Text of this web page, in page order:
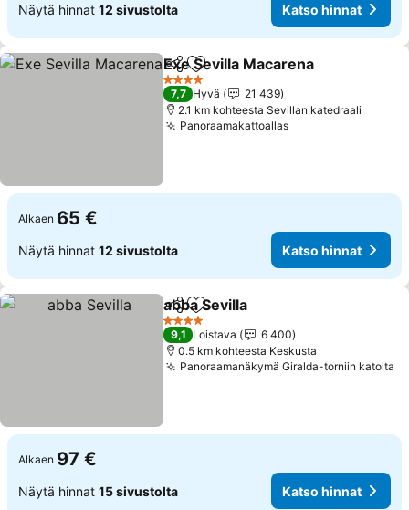
Näytä hinnat 12 sivustolta Katso hinnat
Jaa Lisää suosikkeihin
Exe Sevilla Macarena
4 Tähtiluokitus
7,7 Hyvä
21 439
2.1 km kohteesta Sevillan katedraali
PanoraamakattoallasKatso hinnat
Alkaen 65 €
Näytä hinnat 12 sivustolta Katso hinnat
Jaa Lisää suosikkeihin
abba Sevilla
4 Tähtiluokitus
9,1 Loistava
6 400
0.5 km kohteesta Keskusta
Panoraamanäkymä Giralda-torniin katolta
Alkaen 97 €
Näytä hinnat 15 sivustolta Katso hinnat